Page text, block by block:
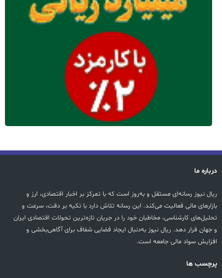
درباره ما
ریال نیوز رسانه‌ای مستقل و به‌روز است که با تمرکز بر اخبار اقتصادی، ارز و
بازارهای مالی فعالیت می‌کند. این رسانه تلاش دارد با تکیه بر دقت، سرعت و
تحلیل‌های کارشناسی، مخاطبان خود را در جریان تازه‌ترین تحولات اقتصادی ایران
و جهان قرار دهد. ریال نیوز به‌دنبال ایجاد فضایی شفاف برای آگاهی‌بخشی و
افزایش سواد مالی جامعه است.
پرچسب ها